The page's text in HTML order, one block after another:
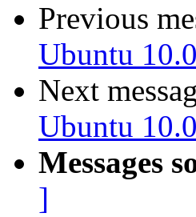
Previous
Ubuntu
Next
Ubuntu
Messages
]